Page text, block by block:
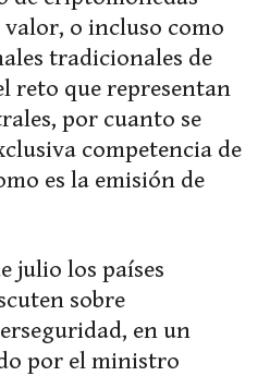
o incluso como
tradicionales de
reto que representan
por cuanto se
competencia de
es la emisión de
julio los países
sobre
en un
por el ministro